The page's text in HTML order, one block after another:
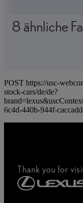
8 ähnliche
POST https://usc-
stock-cars/de/de?
6c4d-440b-944f-
Thank you for